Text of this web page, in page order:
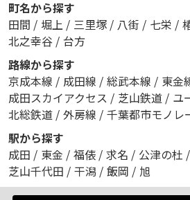
町名から探す
田間 / 堀上 / 三里塚 / 八街 / 七栄 /
北之幸谷 / 台方
路線から探す
京成本線 / 成田線 / 総武本線 / 東金
成田スカイアクセス / 芝山鉄道 / ユ
北総鉄道 / 外房線 / 千葉都市モノレ
駅から探す
成田 / 東金 / 福俵 / 求名 / 公津の杜 /
芝山千代田 / 干潟 / 飯岡 / 旭